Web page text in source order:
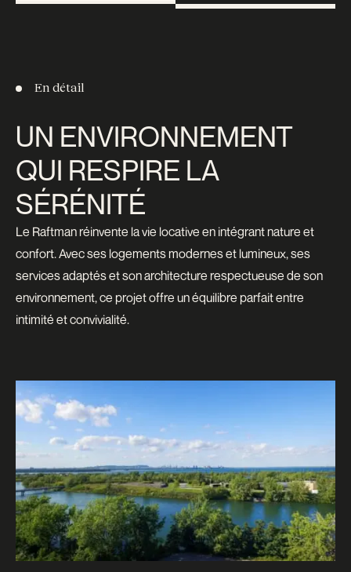
En détail
UN ENVIRONNEMENT
QUI RESPIRE LA
SÉRÉNITÉ
Le Raftman réinvente la vie locative en intégrant nature et
confort. Avec ses logements modernes et lumineux, ses
services adaptés et son architecture respectueuse de son
environnement, ce projet offre un équilibre parfait entre
intimité et convivialité.